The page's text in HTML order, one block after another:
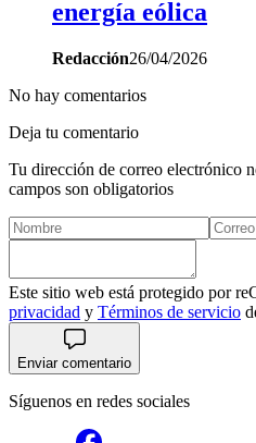
energía eólica
Redacción26/04/2026
No hay comentarios
Deja tu comentario
Tu dirección de correo electrónico
campos son obligatorios
Este sitio web está protegido por
privacidad y Términos de servicio
Enviar comentario
Síguenos en redes sociales